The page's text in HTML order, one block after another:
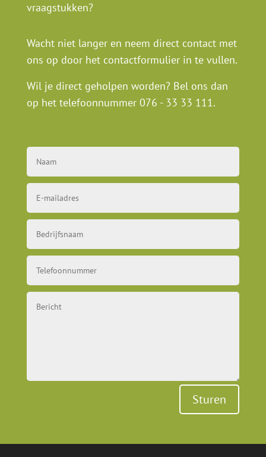
vraagstukken?
Wacht niet langer en neem direct contact met
ons op door het contactformulier in te vullen.
Wil je direct geholpen worden? Bel ons dan
op het telefoonnummer 076 - 33 33 111.
Sturen